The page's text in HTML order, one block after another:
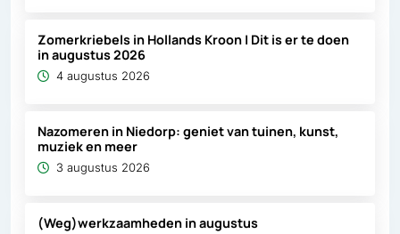
Zomerkriebels in Hollands Kroon | Dit is er te doen
in augustus 2026
4 augustus 2026
Nazomeren in Niedorp: geniet van tuinen, kunst,
muziek en meer
3 augustus 2026
(Weg)werkzaamheden in augustus